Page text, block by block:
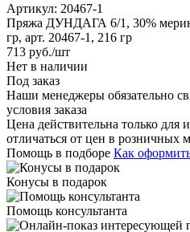
Артикул: 20467-1
Пряжа ДУНДАГА 6/1, 30%
гр, арт. 20467-1, 216 гр
713 руб./шт
Нет в наличии
Под заказ
Наши менеджеры обязательно
условия заказа
Цена действительна только для
отличаться от цен в розничных
Помощь в подборе Как оформить
Конусы в подарок
Помощь консультанта